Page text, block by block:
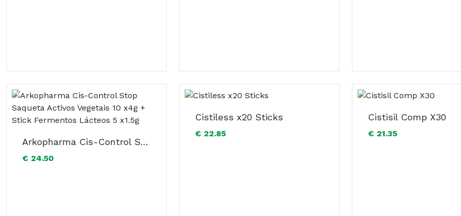
Arkopharma Cis-Control Stop Saqueta Activos Vegetais 10 x4g + Stick Fermentos Lácteos 5 x1.5g
€ 24.50
Cistiless x20 Sticks
€ 22.85
Cistisil Comp X30
€ 21.35